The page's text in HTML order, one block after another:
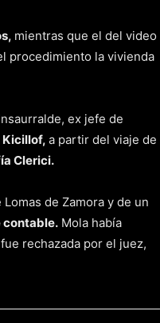
mientras que el del video
procedimiento la vivienda
ex jefe de
Kicillof, a partir del viaje de
Clerici.
de Zamora y de un
contable. Mola había
rechazada por el juez,